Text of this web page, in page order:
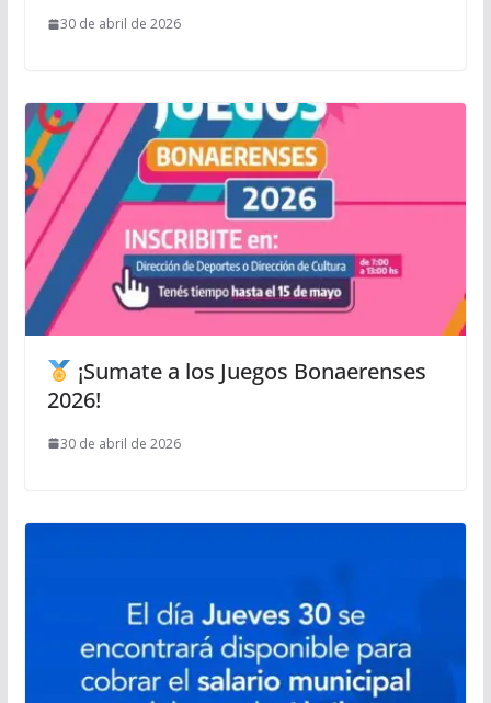
30 de abril de 2026
¡Sumate a los Juegos Bonaerenses
2026!
30 de abril de 2026